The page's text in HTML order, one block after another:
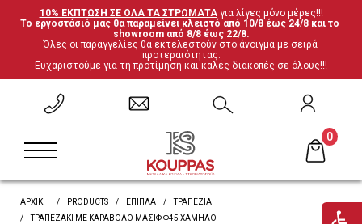
10% ΕΚΠΤΩΣΗ ΣΕ ΟΛΑ ΤΑ ΣΤΡΩΜΑΤΑ για λίγες μόνο μέρες!!!
Το εργοστάσιό μας θα παραμείνει κλειστό από 10/8 έως 24/8 και το
showroom από 8/8 έως 22/8.
Όλες οι παραγγελίες θα εκτελεστούν στο άνοιγμα με σειρά
προτεραιότητας.
Ευχαριστούμε για τη προτίμηση και καλές διακοπές σε όλους!!!
0
ΕΠΙΣΤΡΟΦΗ
Σετ Υπνοδωματίου
Κρεβάτια Ξύλο-Μέταλλο
Ντυμένα Κρεβάτια
ΕΠΙΣΤΡΟΦΗ
Ανατομικά
Βρες το στρώμα σου
ΕΠΙΣΤΡΟΦΗ
Καρέκλες
Γραφεία
ΕΠΙΣΤΡΟΦΗ
Έπιπλα ξενοδοχείου
ΑΡΧΙΚΗ PRODUCTS ΈΠΙΠΛΑ
ΤΡΑΠΈΖΙΑ
ΤΡΑΠΕΖΆΚΙ ΜΕ ΚΑΡΆΒΟΛΟ ΜΑΣΊΦ Φ45 ΧΑΜΗΛΌ